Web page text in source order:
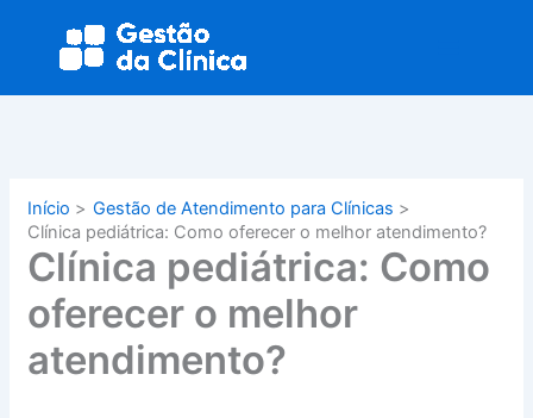
conteúdo
Início
Gestão de Atendimento para Clínicas
Clínica pediátrica: Como oferecer o melhor atendimento?
Clínica pediátrica: Como
oferecer o melhor
atendimento?